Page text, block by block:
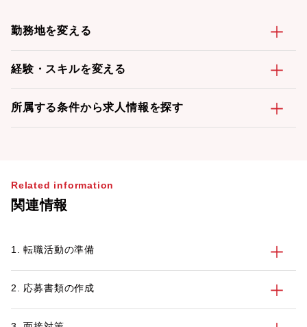
勤務地を変える
経験・スキルを変える
所属する条件から求人情報を探す
Related information
関連情報
1. 転職活動の準備
2. 応募書類の作成